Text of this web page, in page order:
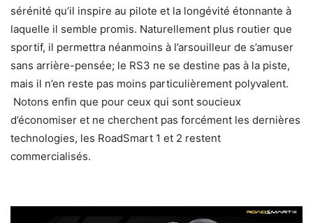
sérénité qu’il inspire au pilote et la longévité étonnante à
laquelle il semble promis. Naturellement plus routier que
sportif, il permettra néanmoins à l’arsouilleur de s’amuser
sans arrière-pensée; le RS3 ne se destine pas à la piste,
mais il n’en reste pas moins particulièrement polyvalent.
Notons enfin que pour ceux qui sont soucieux
d’économiser et ne cherchent pas forcément les dernières
technologies, les RoadSmart 1 et 2 restent
commercialisés.